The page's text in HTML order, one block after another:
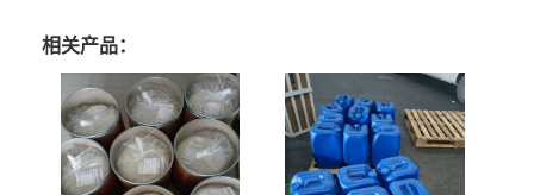
相关产品：